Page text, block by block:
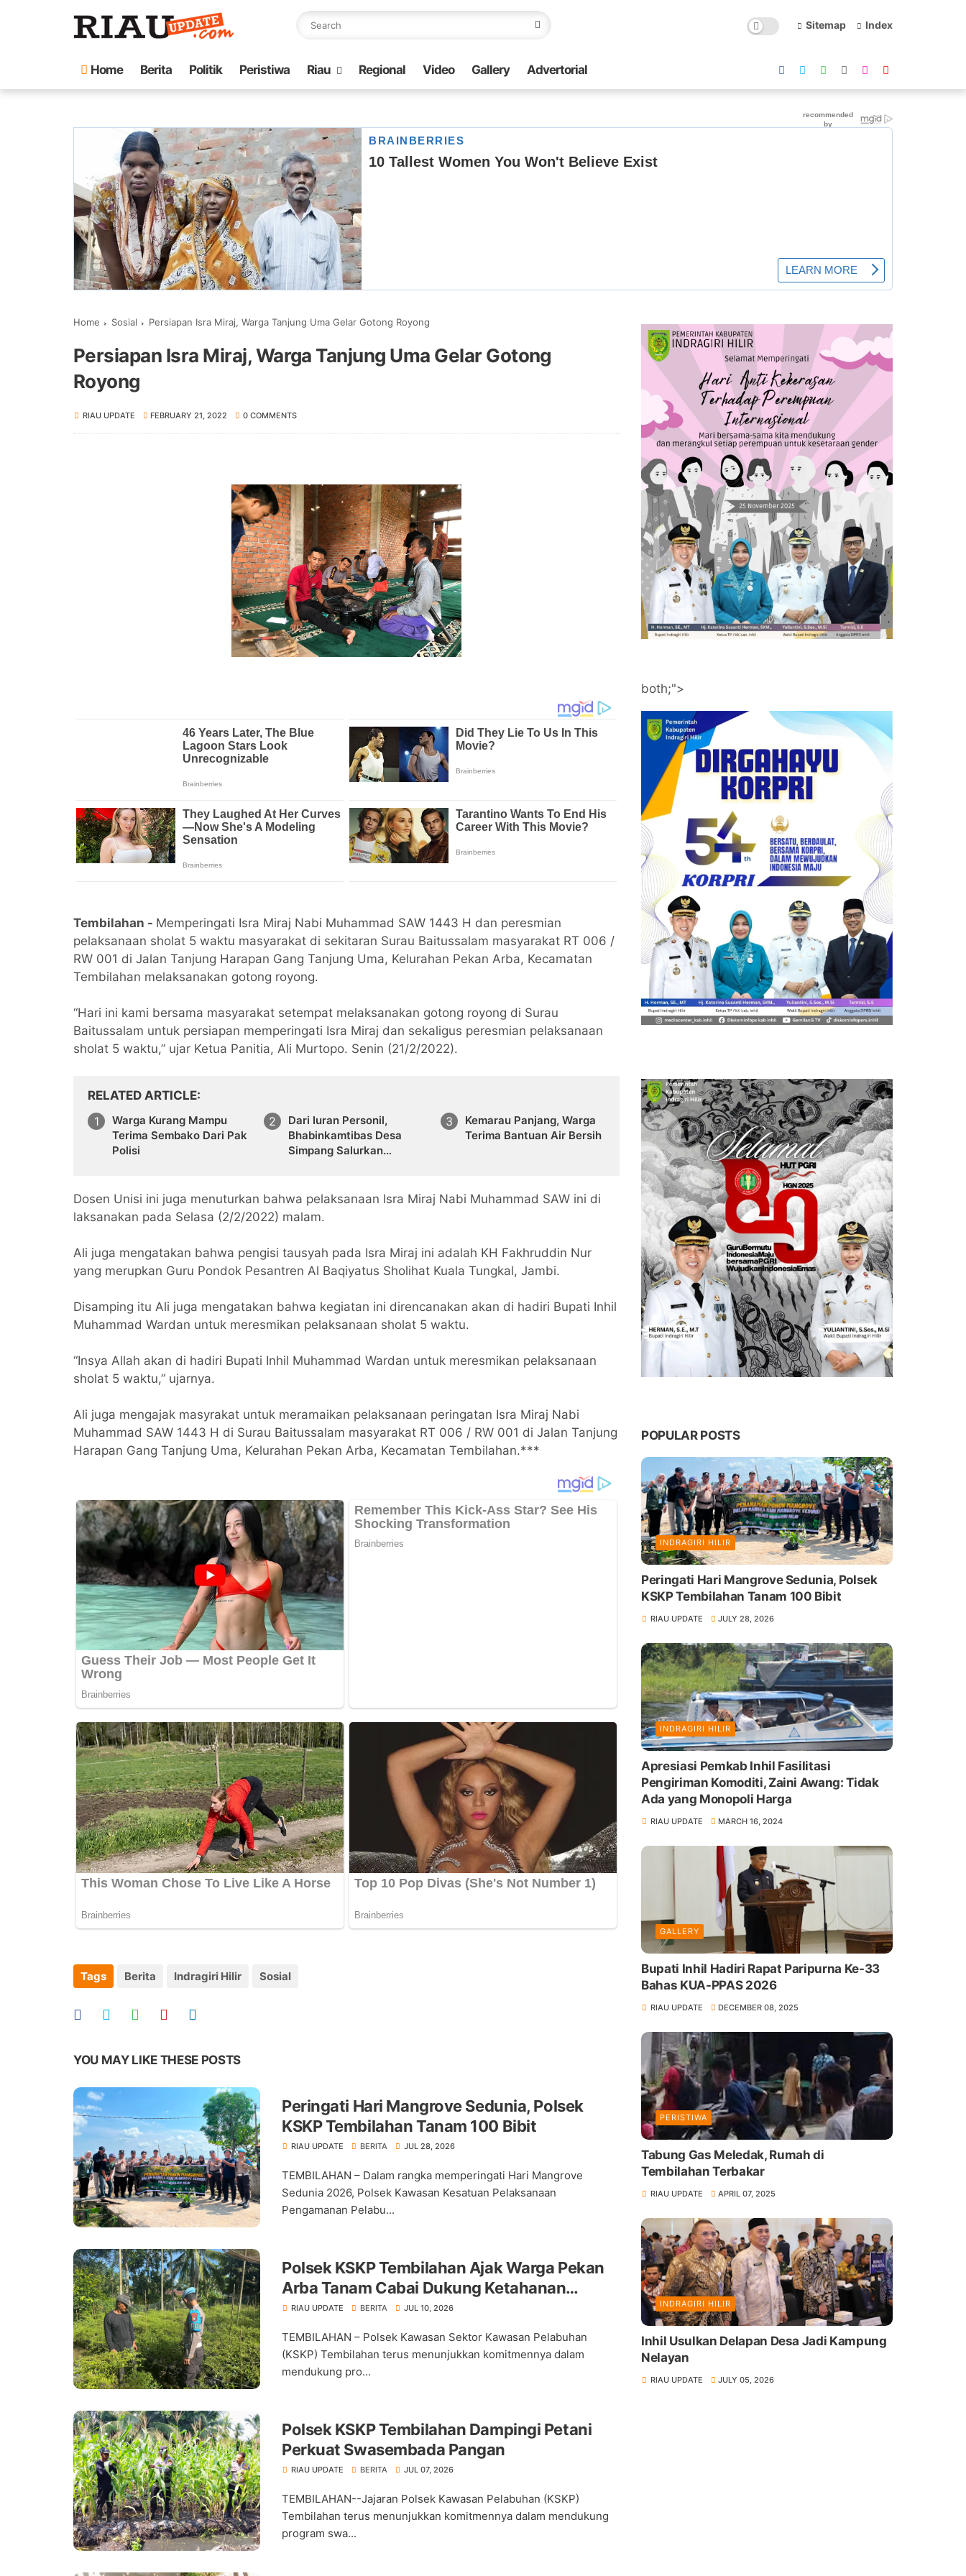
Sitemap Index
Home Berita Politik Peristiwa Riau Regional Video Gallery Advertorial
Home Sosial Persiapan Isra Miraj, Warga Tanjung Uma Gelar Gotong Royong
Persiapan Isra Miraj, Warga Tanjung Uma Gelar Gotong
Royong
RIAU UPDATE FEBRUARY 21, 2022 0 COMMENTS
Tembilahan - Memperingati Isra Miraj Nabi Muhammad SAW 1443 H dan peresmian
pelaksanaan sholat 5 waktu masyarakat di sekitaran Surau Baitussalam masyarakat RT 006 /
RW 001 di Jalan Tanjung Harapan Gang Tanjung Uma, Kelurahan Pekan Arba, Kecamatan
Tembilahan melaksanakan gotong royong.
“Hari ini kami bersama masyarakat setempat melaksanakan gotong royong di Surau
Baitussalam untuk persiapan memperingati Isra Miraj dan sekaligus peresmian pelaksanaan
sholat 5 waktu,” ujar Ketua Panitia, Ali Murtopo. Senin (21/2/2022).
RELATED ARTICLE
Warga Kurang Mampu
Terima Sembako Dari Pak
Polisi
Dari Iuran Personil,
Bhabinkamtibas Desa
Simpang Salurkan
Kemarau Panjang, Warga
Terima Bantuan Air Bersih
Dosen Unisi ini juga menuturkan bahwa pelaksanaan Isra Miraj Nabi Muhammad SAW ini di
laksanakan pada Selasa (2/2/2022) malam.
Ali juga mengatakan bahwa pengisi tausyah pada Isra Miraj ini adalah KH Fakhruddin Nur
yang merupkan Guru Pondok Pesantren Al Baqiyatus Sholihat Kuala Tungkal, Jambi.
Disamping itu Ali juga mengatakan bahwa kegiatan ini direncanakan akan di hadiri Bupati Inhil
Muhammad Wardan untuk meresmikan pelaksanaan sholat 5 waktu.
“Insya Allah akan di hadiri Bupati Inhil Muhammad Wardan untuk meresmikan pelaksanaan
sholat 5 waktu,” ujarnya.
Ali juga mengajak masyrakat untuk meramaikan pelaksanaan peringatan Isra Miraj Nabi
Muhammad SAW 1443 H di Surau Baitussalam masyarakat RT 006 / RW 001 di Jalan Tanjung
Harapan Gang Tanjung Uma, Kelurahan Pekan Arba, Kecamatan Tembilahan.***
Tags Berita Indragiri Hilir Sosial
YOU MAY LIKE THESE POSTS
Peringati Hari Mangrove Sedunia, Polsek
KSKP Tembilahan Tanam 100 Bibit
RIAU UPDATE BERITA JUL 28, 2026
TEMBILAHAN – Dalam rangka memperingati Hari Mangrove
Sedunia 2026, Polsek Kawasan Kesatuan Pelaksanaan
Pengamanan Pelabu...
Polsek KSKP Tembilahan Ajak Warga Pekan
Arba Tanam Cabai Dukung Ketahanan
Pangan
RIAU UPDATE BERITA JUL 10, 2026
TEMBILAHAN – Polsek Kawasan Sektor Kawasan Pelabuhan
(KSKP) Tembilahan terus menunjukkan komitmennya dalam
mendukung pro...
Polsek KSKP Tembilahan Dampingi Petani
Perkuat Swasembada Pangan
RIAU UPDATE BERITA JUL 07, 2026
TEMBILAHAN--Jajaran Polsek Kawasan Pelabuhan (KSKP)
Tembilahan terus menunjukkan komitmennya dalam mendukung
program swa...
both;">
POPULAR POSTS
INDRAGIRI HILIR
Peringati Hari Mangrove Sedunia, Polsek
KSKP Tembilahan Tanam 100 Bibit
RIAU UPDATE JULY 28, 2026
INDRAGIRI HILIR
Apresiasi Pemkab Inhil Fasilitasi
Pengiriman Komoditi, Zaini Awang: Tidak
Ada yang Monopoli Harga
RIAU UPDATE MARCH 16, 2024
GALLERY
Bupati Inhil Hadiri Rapat Paripurna Ke-33
Bahas KUA-PPAS 2026
RIAU UPDATE DECEMBER 08, 2025
PERISTIWA
Tabung Gas Meledak, Rumah di
Tembilahan Terbakar
RIAU UPDATE APRIL 07, 2025
INDRAGIRI HILIR
Inhil Usulkan Delapan Desa Jadi Kampung
Nelayan
RIAU UPDATE JULY 05, 2026